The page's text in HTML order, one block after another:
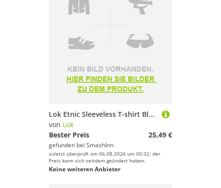
Lok Etnic Sleeveless T-shirt Blau S Frau
von Lok
Bester Preis
25,49 €
gefunden bei SmashInn
zuletzt überprüft am 06.08.2026 um 00:32; der
Preis kann sich seitdem geändert haben.
Keine weiteren Anbieter